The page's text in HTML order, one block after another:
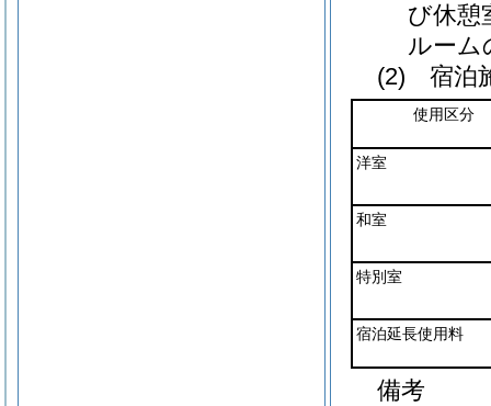
び休憩
ルーム
(2) 宿泊
使用区分
洋室
和室
特別室
宿泊延長使用料
備考